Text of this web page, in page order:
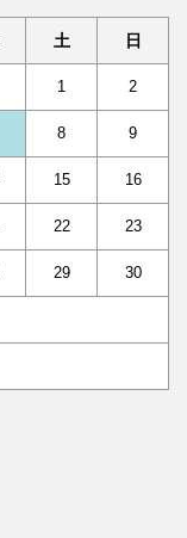
土 日
1 2
8 9
15 16
22 23
29 30